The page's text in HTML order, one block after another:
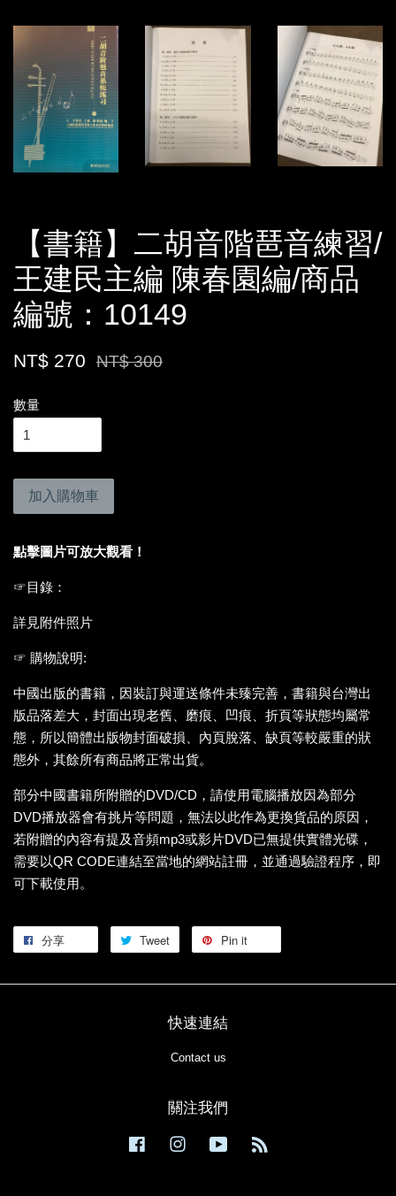
【書籍】二胡音階琶音練習/
王建民主編 陳春園編/商品
編號：10149
NT$ 270 NT$ 300
數量
加入購物車
點擊圖片可放大觀看！
☞目錄：
詳見附件照片
☞ 購物說明:
中國出版的書籍，因裝訂與運送條件未臻完善，書籍與台灣出
版品落差大，封面出現老舊、磨痕、凹痕、折頁等狀態均屬常
態，所以簡體出版物封面破損、內頁脫落、缺頁等較嚴重的狀
態外，其餘所有商品將正常出貨。
部分中國書籍所附贈的DVD/CD，請使用電腦播放因為部分
DVD播放器會有挑片等問題，無法以此作為更換貨品的原因，
若附贈的內容有提及音頻mp3或影片DVD已無提供實體光碟，
需要以QR CODE連結至當地的網站註冊，並通過驗證程序，即
可下載使用。
分享 Tweet Pin it
快速連結
Contact us
關注我們
Facebook Instagram YouTube